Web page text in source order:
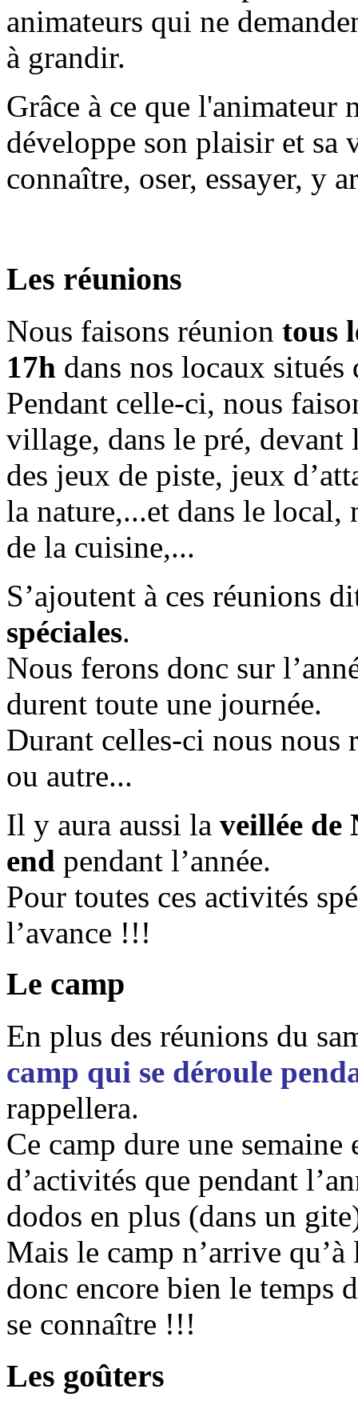
animateurs qui ne
à grandir.
Grâce à ce que l'animateur
développe son plaisir et sa
connaître, oser, essayer, y
Les réunions
Nous faisons réunion tous
17h dans nos locaux situés
Pendant celle-ci, nous
village, dans le pré, devant
des jeux de piste, jeux
la nature,...et dans le local,
de la cuisine,...
S’ajoutent à ces réunions
spéciales.
Nous ferons donc sur
durent toute une journée.
Durant celles-ci nous nous
ou autre...
Il y aura aussi la veillée de
end pendant l’année.
Pour toutes ces activités
l’avance !!!
Le camp
En plus des réunions du
camp qui se déroule
rappellera.
Ce camp dure une
d’activités que pendant
dodos en plus (dans un
Mais le camp n’arrive
donc encore bien le temps
se connaître !!!
Les goûters